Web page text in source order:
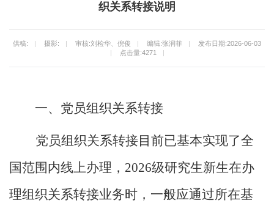
织关系转接说明
供稿: | 摄影: | 审核:刘检华、倪俊 | 编辑:张润菲 |
发布日期:2026-06-03
|
点击量:4271 |
一、党员组织关系转接
党员组织关系转接目前已基本实现了全
国范围内线上办理， 2026级研究生新生在办
理组织关系转接业务时，一般应通过所在基